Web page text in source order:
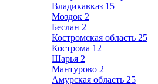
Владикавказ 15
Моздок 2
Беслан 2
Костромская область 25
Кострома 12
Шарья 2
Мантурово 2
Амурская область 25